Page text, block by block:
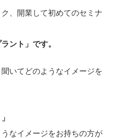
、開業して初めてのセミナ
ント」です。
いてどのようなイメージを
なイメージをお持ちの方が